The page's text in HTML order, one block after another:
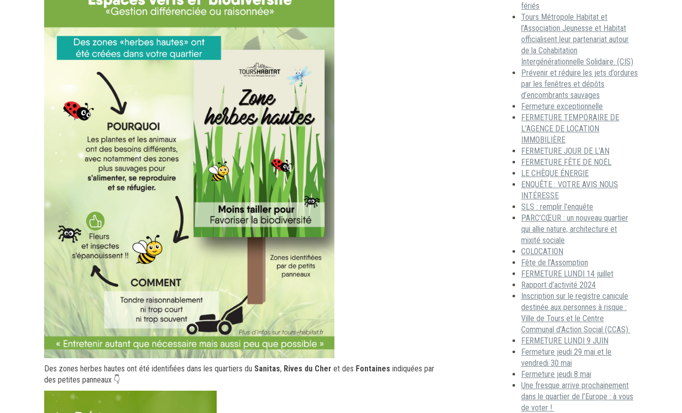
fériés
Tours Métropole Habitat et
l’Association Jeunesse et Habitat
officialisent leur partenariat autour
de la Cohabitation
Intergénérationnelle Solidaire. (CIS)
Prévenir et réduire les jets d’ordures
par les fenêtres et dépôts
d’encombrants sauvages
Fermeture exceptionnelle
FERMETURE TEMPORAIRE DE
L’AGENCE DE LOCATION
IMMOBILIÈRE
FERMETURE JOUR DE L’AN
FERMETURE FÊTE DE NOËL
LE CHÈQUE ÉNERGIE
ENQUÊTE : VOTRE AVIS NOUS
INTÉRESSE
SLS : remplir l’enquête
PARC’CŒUR : un nouveau quartier
qui allie nature, architecture et
mixité sociale
COLOCATION
Fête de l’Assomption
FERMETURE LUNDI 14 juillet
Rapport d’activité 2024
Inscription sur le registre canicule
destinée aux personnes à risque :
Ville de Tours et le Centre
Communal d’Action Social (CCAS)
FERMETURE LUNDI 9 JUIN
Fermeture jeudi 29 mai et le
vendredi 30 mai
Fermeture jeudi 8 mai
Une fresque arrive prochainement
dans le quartier de l’Europe : à vous
de voter !
Des zones herbes hautes ont été identifiées dans les quartiers du Sanitas, Rives du Cher et des Fontaines indiquées par
des petites panneaux 👇